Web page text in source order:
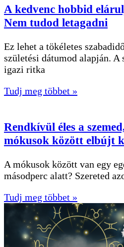
A kedvenc hobbid
Nem tudod letagadni
Ez lehet a tökéletes
születési dátumod alapján. A
igazi ritka
Tudj meg többet »
Rendkívül éles a
mókusok között elbújt
A mókusok között van egy
másodperc alatt? Szereted
Tudj meg többet »